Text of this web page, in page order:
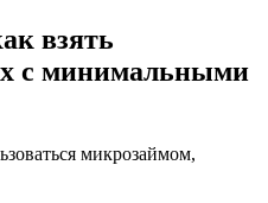
взять
с минимальными
микрозаймом,